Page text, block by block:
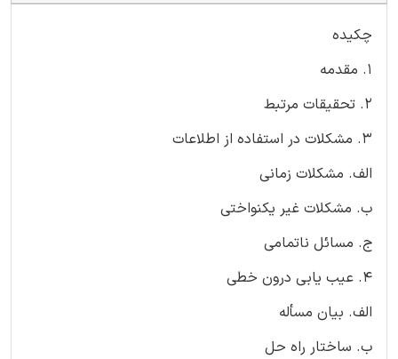
چكیده
1. مقدمه
2. تحقیقات مرتبط
3. مشكلات در استفاده از اطلاعات
الف. مشكلات زمانی
ب. مشكلات غیر یكنواختی
ج. مسائل ناتمامی
4. عیب یابی درون خطی
الف. بیان مسأله
ب. ساختار راه حل